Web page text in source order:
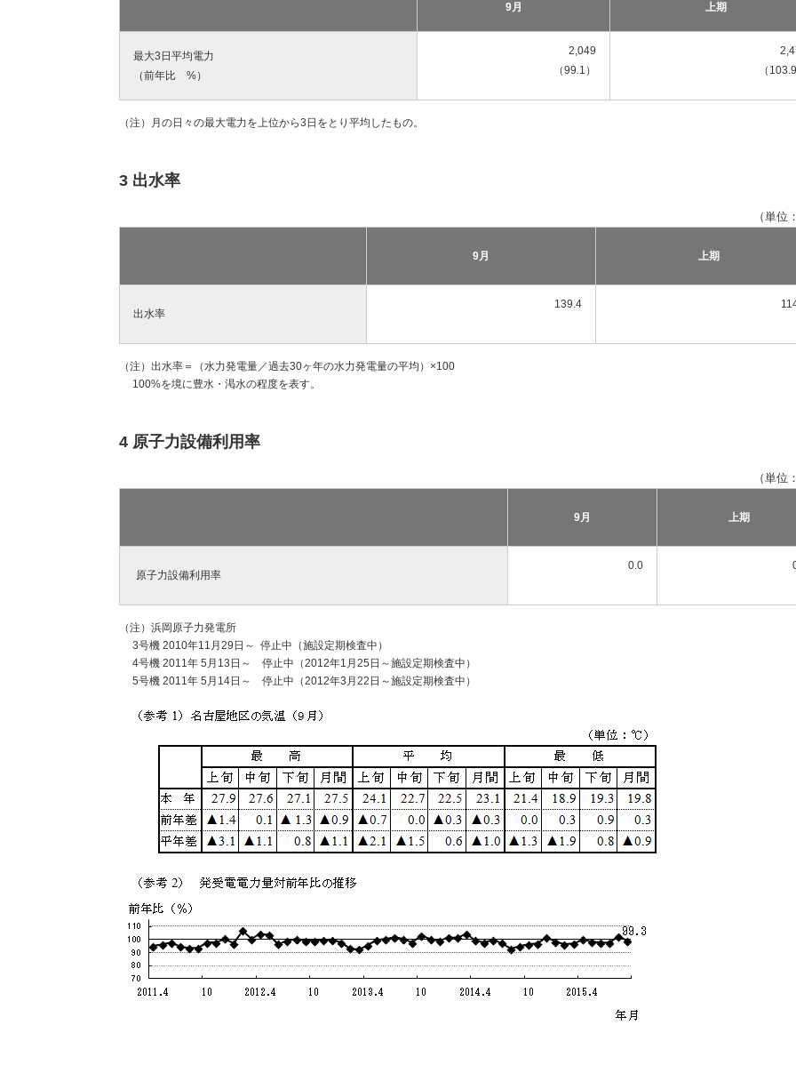
9月 上期
最大3日平均電力
（前年比 %）
2,049
（99.1）
（103.9
（注）月の日々の最大電力を上位から3日をとり平均したもの。
3 出水率
（単位
9月 上期
出水率
139.4
（注）出水率＝（水力発電量／過去30ヶ年の水力発電量の平均）×100
100%を境に豊水・渇水の程度を表す。
4 原子力設備利用率
（単位
9月 上期
原子力設備利用率
0.0
（注）浜岡原子力発電所
3号機 2010年11月29日～ 停止中（施設定期検査中）
4号機 2011年 5月13日～ 停止中（2012年1月25日～施設定期検査中）
5号機 2011年 5月14日～ 停止中（2012年3月22日～施設定期検査中）